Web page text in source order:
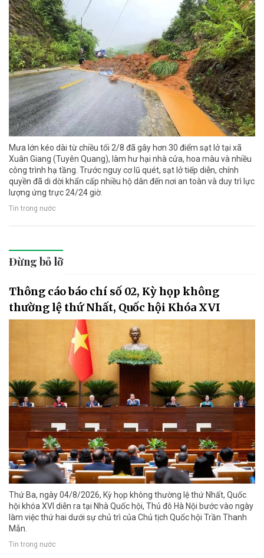
Mưa lớn kéo dài từ chiều tối 2/8 đã gây hơn 30 điểm sạt lở tại xã
Xuân Giang (Tuyên Quang), làm hư hại nhà cửa, hoa màu và nhiều
công trình hạ tầng. Trước nguy cơ lũ quét, sạt lở tiếp diễn, chính
quyền đã di dời khẩn cấp nhiều hộ dân đến nơi an toàn và duy trì lực
lượng ứng trực 24/24 giờ.
Tin trong nước
Đừng bỏ lỡ
Thông cáo báo chí số 02, Kỳ họp không
thường lệ thứ Nhất, Quốc hội Khóa XVI
Thứ Ba, ngày 04/8/2026, Kỳ họp không thường lệ thứ Nhất, Quốc
hội khóa XVI diễn ra tại Nhà Quốc hội, Thủ đô Hà Nội bước vào ngày
làm việc thứ hai dưới sự chủ trì của Chủ tịch Quốc hội Trần Thanh
Mẫn.
Tin trong nước